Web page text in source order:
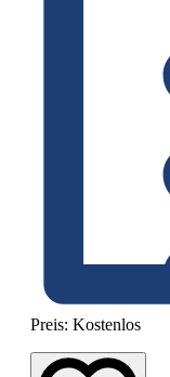
Preis: Kostenlos